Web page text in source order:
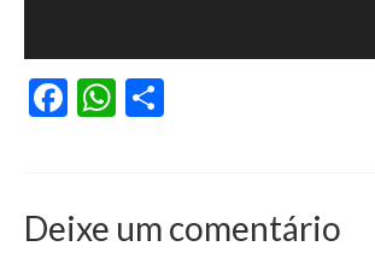
Facebook
WhatsApp
Deixe um comentário